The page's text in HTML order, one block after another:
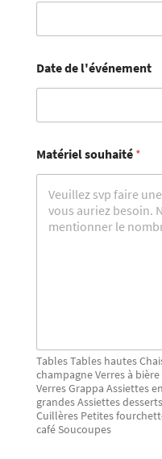
Date de l'événement
Matériel souhaité *
Tables Tables hautes
champagne Verres à
Verres Grappa Assiettes
grandes Assiettes
Cuillères Petites
café Soucoupes